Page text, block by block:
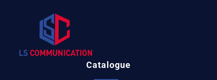
Catalogue